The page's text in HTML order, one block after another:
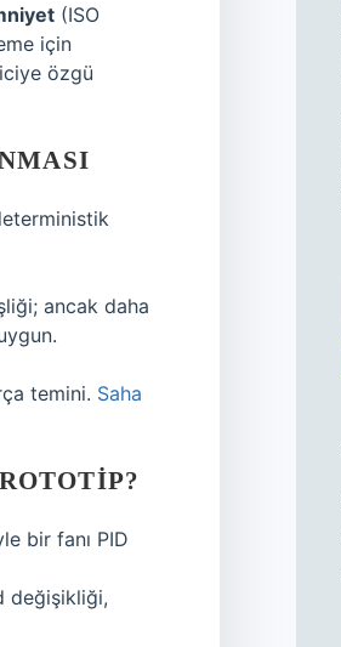
(ISO
için
özgü
ancak daha
temini. Saha
bir fanı PID
değişikliği,